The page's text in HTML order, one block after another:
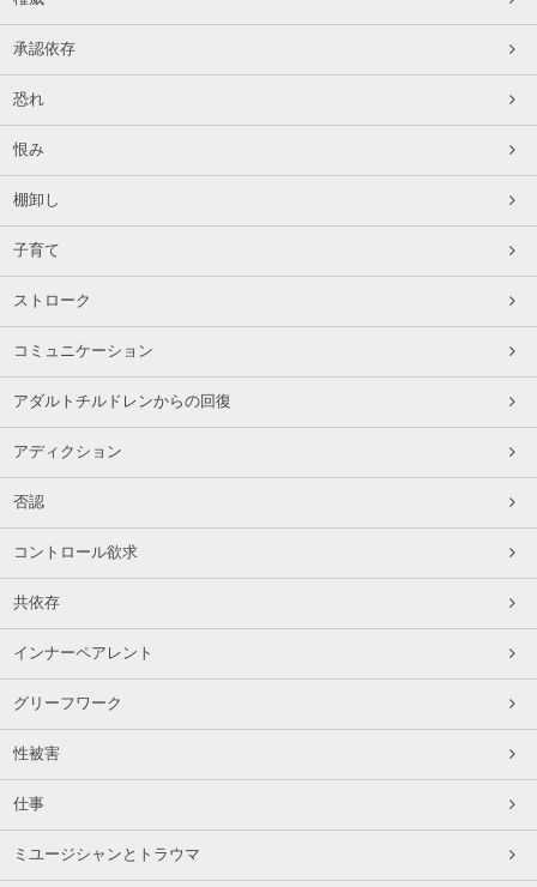
承認依存
恐れ
恨み
棚卸し
子育て
ストローク
コミュニケーション
アダルトチルドレンからの回復
アディクション
否認
コントロール欲求
共依存
インナーペアレント
グリーフワーク
性被害
仕事
ミユージシャンとトラウマ